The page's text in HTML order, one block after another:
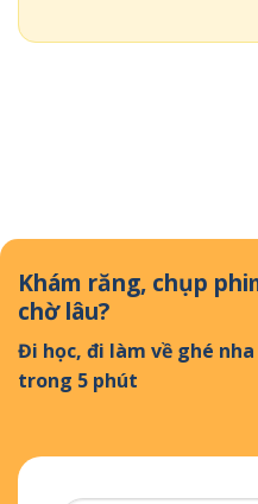
Khám răng, chụp
chờ lâu?
Đi học, đi làm về ghé
trong 5 phút